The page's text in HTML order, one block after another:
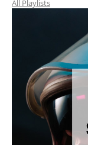
All Playlists